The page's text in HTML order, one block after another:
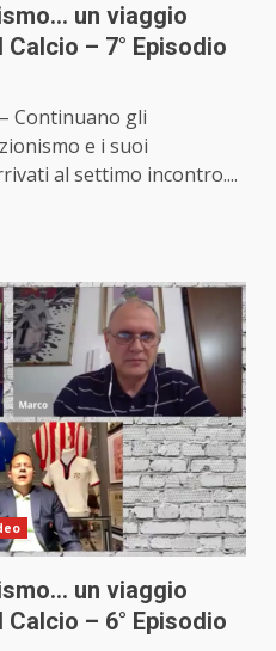
un viaggio
– 7° Episodio
– Continuano gli
e i suoi
al settimo incontro....
un viaggio
– 6° Episodio